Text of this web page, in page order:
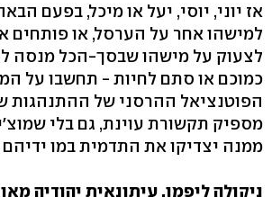
אז יוני, יוסי, יעל או מיכל, בפעם
למישהו אחר על הערסל, או פותחים
לצעוק על מישהו שבסך-הכל מנסה
כמוכם או סתם לחיות - תחשבו על
הפוטנציאל ההרסני של ההתנהגות
מספיק תקשורת עוינת, גם בלי
ממנה יצדיקו את התדמית במו ידיהם
ניקולה ליפמן, עיתונאית יהודיה